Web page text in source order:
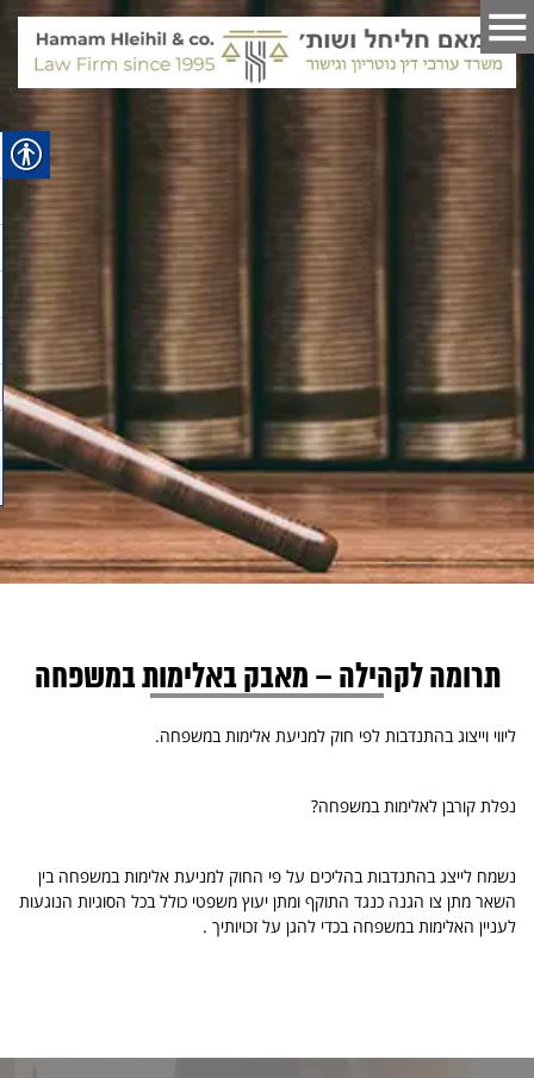
תרומה לקהילה – מאבק באלימות במשפחה
ליווי וייצוג בהתנדבות לפי חוק למניעת אלימות במשפחה.
נפלת קורבן לאלימות במשפחה?
נשמח לייצג בהתנדבות בהליכים על פי החוק למניעת אלימות במשפחה בין
השאר מתן צו הגנה כנגד התוקף ומתן יעוץ משפטי כולל בכל הסוגיות הנוגעות
לעניין האלימות במשפחה בכדי להגן על זכויותיך .